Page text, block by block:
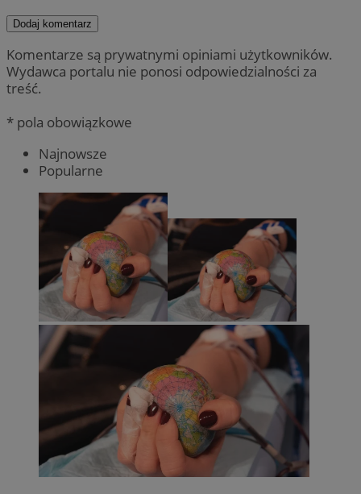
Dodaj komentarz
Komentarze są prywatnymi opiniami użytkowników.
Wydawca portalu nie ponosi odpowiedzialności za
treść.
* pola obowiązkowe
Najnowsze
Popularne